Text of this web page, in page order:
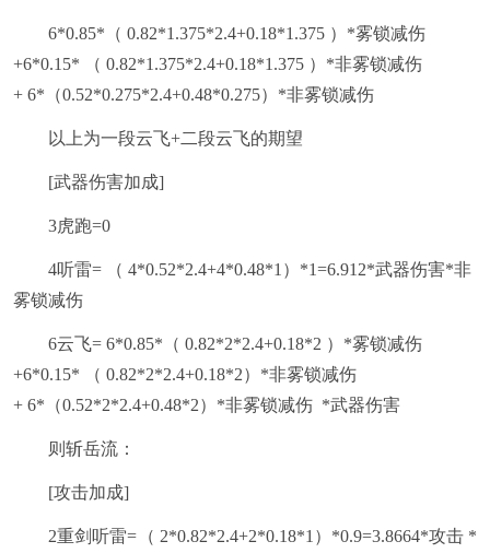
6*0.85*（ 0.82*1.375*2.4+0.18*1.375 ）*雾锁减伤
+6*0.15* （ 0.82*1.375*2.4+0.18*1.375 ）*非雾锁减伤
+ 6*（0.52*0.275*2.4+0.48*0.275）*非雾锁减伤
以上为一段云飞+二段云飞的期望
[武器伤害加成]
3虎跑=0
4听雷= （ 4*0.52*2.4+4*0.48*1）*1=6.912*武器伤害*非
雾锁减伤
6云飞= 6*0.85*（ 0.82*2*2.4+0.18*2 ）*雾锁减伤
+6*0.15* （ 0.82*2*2.4+0.18*2）*非雾锁减伤
+ 6*（0.52*2*2.4+0.48*2）*非雾锁减伤 *武器伤害
则斩岳流：
[攻击加成]
2重剑听雷=（ 2*0.82*2.4+2*0.18*1）*0.9=3.8664*攻击 *